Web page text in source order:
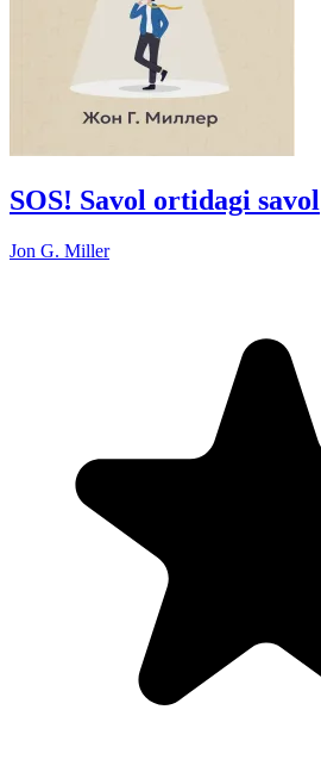
SOS! Savol ortidagi savol
Jon G. Miller